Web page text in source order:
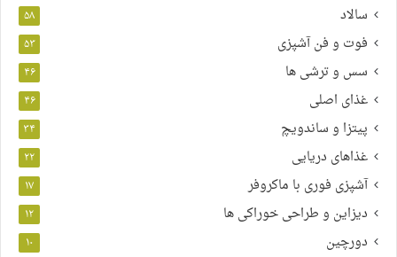
سالاد ۵۸
فوت و فن آشپزی ۵۳
سس و ترشی ها ۴۶
غذای اصلی ۴۶
پیتزا و ساندویچ ۳۴
غذاهای دریایی ۲۲
آشپزی فوری با ماکروفر ۱۷
دیزاین و طراحی خوراکی ها ۱۲
دورچین ۱۰